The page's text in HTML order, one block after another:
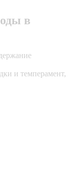
в
и темперамент,